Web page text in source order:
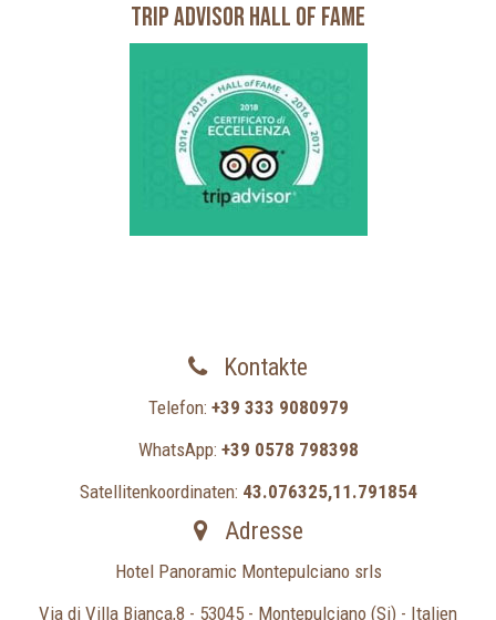
Trip Advisor Hall of Fame
Kontakte
Telefon: +39 333 9080979
WhatsApp: +39 0578 798398
Satellitenkoordinaten: 43.076325,11.791854
Adresse
Hotel Panoramic Montepulciano srls
Via di Villa Bianca,8 - 53045 - Montepulciano (Si) - Italien